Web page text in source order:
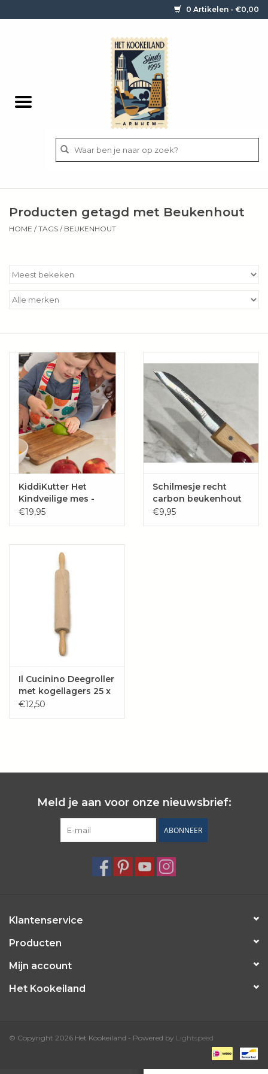
0 Artikelen - €0,00
Bestek
Apparatuur
Aanbiedingen ✅
Cadeau idee
Zomer ☀️
Cadeaubonnen
Wie zijn wij?
Producten getagd met Beukenhout
HOME /TAGS / BEUKENHOUT
KiddiKutter Het
Kindveilige mes -
Hout
€19,95
Schilmesje recht
carbon beukenhout
€9,95
Il Cucinino Deegroller
met kogellagers 25 x
6 cm
€12,50
Meld je aan voor onze nieuwsbrief:
ABONNEER
Klantenservice
Producten
Mijn account
Het Kookeiland
© Copyright 2026 Het Kookeiland - Powered by Lightspeed